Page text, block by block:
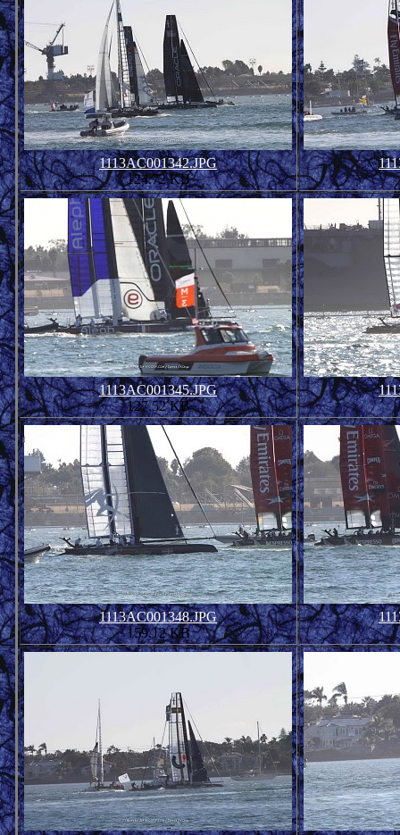
1113AC001342.JPG
124.72 KB
1113AC001345.JPG
127.52 KB
1113AC001348.JPG
159.12 KB